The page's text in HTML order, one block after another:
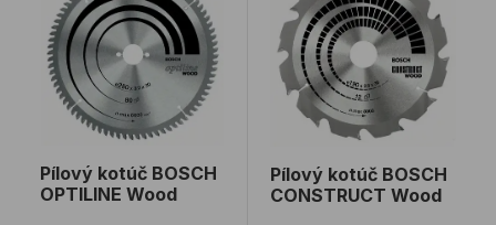
Pílový kotúč BOSCH
OPTILINE Wood
Pílový kotúč BOSCH
CONSTRUCT Wood